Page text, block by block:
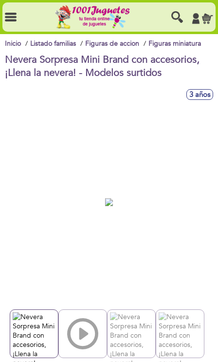
Inicio Listado familias Figuras de accion Figuras miniatura
Nevera Sorpresa Mini Brand con accesorios,
¡Llena la nevera! - Modelos surtidos
3 años